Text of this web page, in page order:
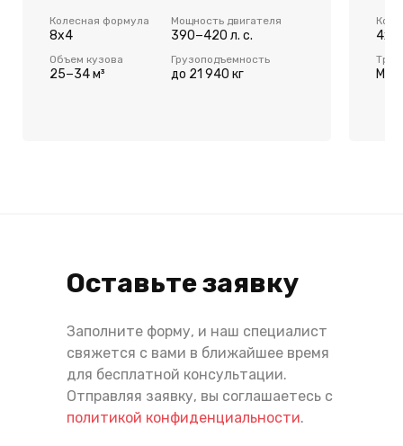
Колесная формула
8x4
Мощность двигателя
390−420 л. с.
Объем кузова
25−34 м³
Грузоподъемность
до 21 940 кг
4x2
Оставьте заявку
Заполните форму, и наш специалист
свяжется с вами в ближайшее время
для бесплатной консультации.
Отправляя заявку, вы соглашаетесь с
политикой конфиденциальности.